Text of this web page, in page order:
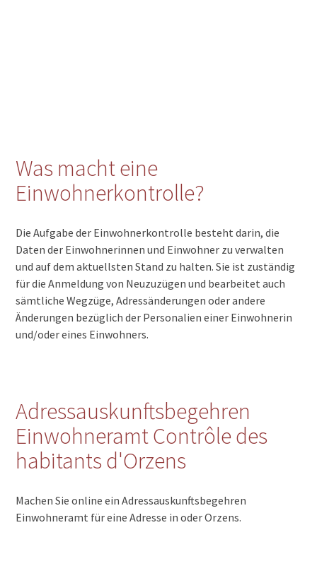
Was macht eine
Einwohnerkontrolle?
Die Aufgabe der Einwohnerkontrolle besteht darin, die
Daten der Einwohnerinnen und Einwohner zu verwalten
und auf dem aktuellsten Stand zu halten. Sie ist zuständig
für die Anmeldung von Neuzuzügen und bearbeitet auch
sämtliche Wegzüge, Adressänderungen oder andere
Änderungen bezüglich der Personalien einer Einwohnerin
und/oder eines Einwohners.
Adressauskunftsbegehren
Einwohneramt Contrôle des
habitants d'Orzens
Machen Sie online ein Adressauskunftsbegehren
Einwohneramt für eine Adresse in oder Orzens.